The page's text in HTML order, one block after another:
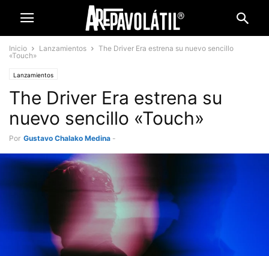
Inicio Lanzamientos
The Driver Era estrena su nuevo sencillo
«Touch»
Lanzamientos
The Driver Era estrena su
nuevo sencillo «Touch»
Por Gustavo Chalako Medina -